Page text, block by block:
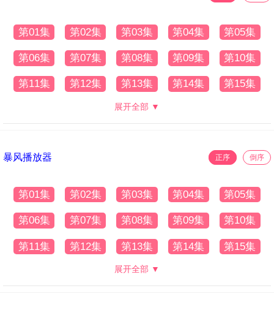
第01集 第02集 第03集 第04集 第05集
第06集 第07集 第08集 第09集 第10集
第11集 第12集 第13集 第14集 第15集
展开全部 ▼
暴风播放器 正序 倒序
第01集 第02集 第03集 第04集 第05集
第06集 第07集 第08集 第09集 第10集
第11集 第12集 第13集 第14集 第15集
展开全部 ▼